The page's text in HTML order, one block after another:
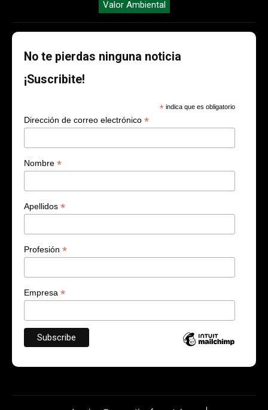
Valor Ambiental
No te pierdas ninguna noticia
¡Suscribite!
* indica que es obligatorio
Dirección de correo electrónico *
Nombre *
Apellidos *
Profesión *
Empresa *